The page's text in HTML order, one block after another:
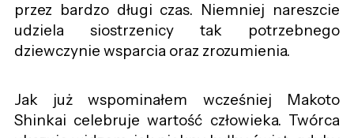
przez bardzo długi czas. Niemniej nareszcie
udziela siostrzenicy tak potrzebnego
dziewczynie wsparcia oraz zrozumienia.
Jak już wspominałem wcześniej Makoto
Shinkai celebruje wartość człowieka. Twórca